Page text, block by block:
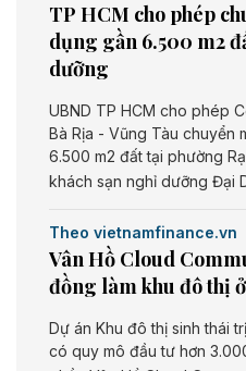
TP HCM cho phép
dụng gần 6.500 m2
dưỡng
UBND TP HCM cho phép
Bà Rịa - Vũng Tàu chuyển
6.500 m2 đất tại phường
khách sạn nghỉ dưỡng Đại
Theo vietnamfinance.vn
Vân Hồ Cloud
đồng làm khu đô thị
Dự án Khu đô thị sinh thái
có quy mô đầu tư hơn